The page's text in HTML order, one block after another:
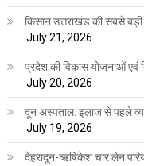
किसान उत्तराखंड की सबसे बड़ी
July 21, 2026
प्रदेश की विकास योजनाओं एवं
July 20, 2026
दून अस्पताल: इलाज से पहले
July 19, 2026
देहरादून-ऋषिकेश चार लेन